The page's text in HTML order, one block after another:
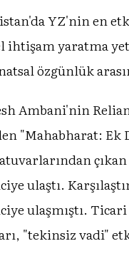
YZ'nin en
ihtişam yaratma
özgünlük
Ambani'nin
"Mahabharat: Ek
ulaştı.
ulaşmıştı.
"tekinsiz vadi"